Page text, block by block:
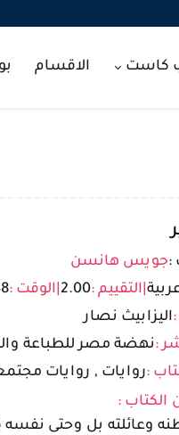
كاست الاقسام
:جويس هانسن
التقييم :2.00 الوقت :
اليزابيث نصار
:نهضة مصر للطباعة
:روايات , روايات
الكتاب :
وعائلته بل وحتى